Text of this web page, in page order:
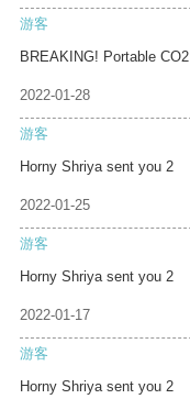
游客
BREAKING! Portable CO2
2022-01-28
游客
Horny Shriya sent you 2
2022-01-25
游客
Horny Shriya sent you 2
2022-01-17
游客
Horny Shriya sent you 2